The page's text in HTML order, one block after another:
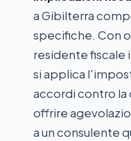
a Gibilterra
specifiche. Con
residente fiscale
si applica
accordi contro
offrire
a un consulente